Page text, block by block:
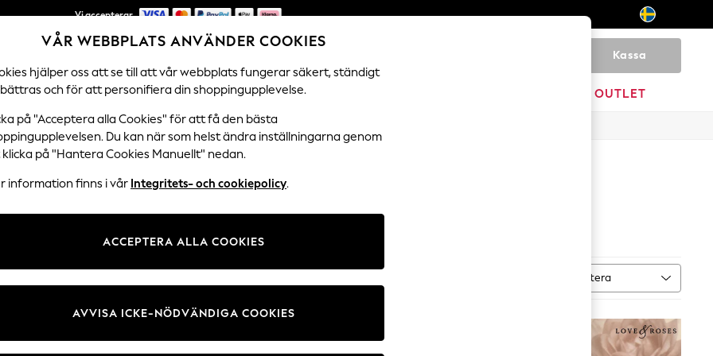
Vi accepterar
NYA enkla returer*
Kassa
DAMER HERRAR OUTLET
hals Tryckt Arbetskläder Tillfällig Speciella tillfällen
Sortera
VÅR WEBBPLATS ANVÄNDER COOKIES
hjälper oss att se till att vår webbplats fungerar säkert, ständigt
och för att personifiera din shoppingupplevelse.
på "Acceptera alla Cookies" för att få den bästa
Du kan när som helst ändra inställningarna genom
på "Hantera Cookies Manuellt" nedan.
information finns i vår Integritets- och cookiepolicy.
ACCEPTERA ALLA COOKIES
AVVISA ICKE-NÖDVÄNDIGA COOKIES